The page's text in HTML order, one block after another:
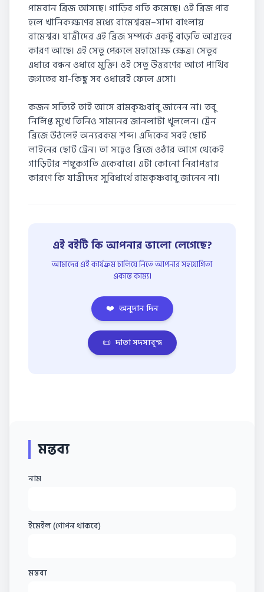
পামবান ব্রিজ আসছে। গাড়ির গতি কমেছে। ওই ব্রিজ পার
হলে খানিকক্ষণের মধ্যে রামেশ্বরম–সাদা বাংলায়
রামেশ্বর। যাত্রীদের এই ব্রিজ সম্পর্কে একটু বাড়তি আগ্রহের
কারণ আছে। এই সেতু পেরুলে মহামোক্ষ ক্ষেত্র। সেতুর
এধারে বন্ধন ওধারে মুক্তি। ওই সেতু উত্তরণের আগে পার্থিব
জগতের যা-কিছু সব ওধারেই ফেলে এসো।
কজন সত্যিই তাই আসে রামকৃষ্ণবাবু জানেন না। তবু
নির্লিপ্ত মুখে তিনিও সামনের জানলাটা খুললেন। ট্রেন
ব্রিজে উঠলেই অন্যরকম শব্দ। এদিকের সবই ছোট
লাইনের ছোট ট্রেন। তা সত্ত্বেও ব্রিজে ওঠার আগে থেকেই
গাড়িটার শম্বুকগতি একেবারে। এটা কোনো নিরাপত্তার
কারণে কি যাত্রীদের সুবিধার্থে রামকৃষ্ণবাবু জানেন না।
এই বইটি কি আপনার ভালো লেগেছে?
আমাদের এই কার্যক্রম চালিয়ে নিতে আপনার সহযোগিতা
একান্ত কাম্য।
❤️ অনুদান দিন
📜 দাতা সদস্যবৃন্দ
মন্তব্য
নাম
ইমেইল (গোপন থাকবে)
মন্তব্য